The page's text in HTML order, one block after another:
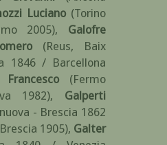
Luciano (Torino
2005), Galofre
(Reus, Baix
1846 / Barcellona
(Fermo
1982), Galperti
- Brescia 1862
1905), Galter